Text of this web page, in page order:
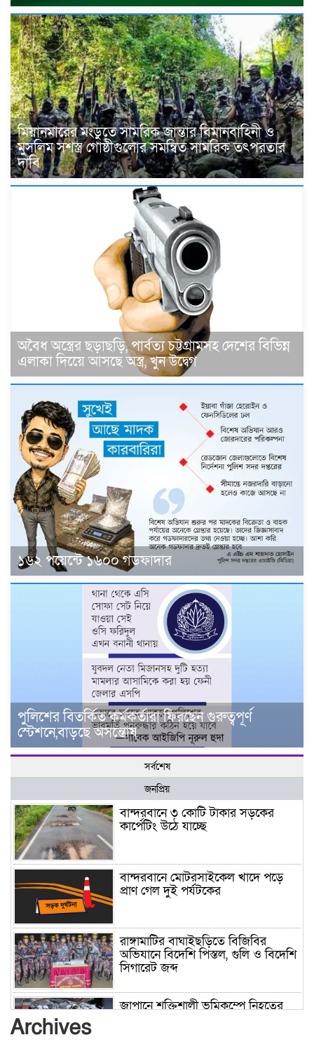
মিয়ানমারের মংডুতে সামরিক জান্তার বিমানবাহিনী ও
মুসলিম সশস্ত্র গোষ্ঠীগুলোর সমন্বিত সামরিক তৎপরতার
দাবি
অবৈধ অস্ত্রের ছড়াছড়ি, পার্বত্য চট্টগ্রামসহ দেশের বিভিন্ন
এলাকা দিয়েে আসছে অস্ত্র, খুন উদ্বেগ
১৬২ পয়েন্টে ১৬০০ গডফাদার
পুলিশের বিতর্কিত কর্মকর্তারা ফিরছেন গুরুত্বপূর্ণ
স্টেশনে,বাড়ছে অসন্তোষ
সর্বশেষ
জনপ্রিয়
বান্দরবানে ৩ কোটি টাকার সড়কের
কার্পেটিং উঠে যাচ্ছে
বান্দরবানে মোটরসাইকেল খাদে পড়ে
প্রাণ গেল দুই পর্যটকের
রাঙ্গামাটির বাঘাইছড়িতে বিজিবির
অভিযানে বিদেশি পিস্তল, গুলি ও বিদেশি
সিগারেট জব্দ
জাপানে শক্তিশালী ভূমিকম্পে নিহতের
Archives